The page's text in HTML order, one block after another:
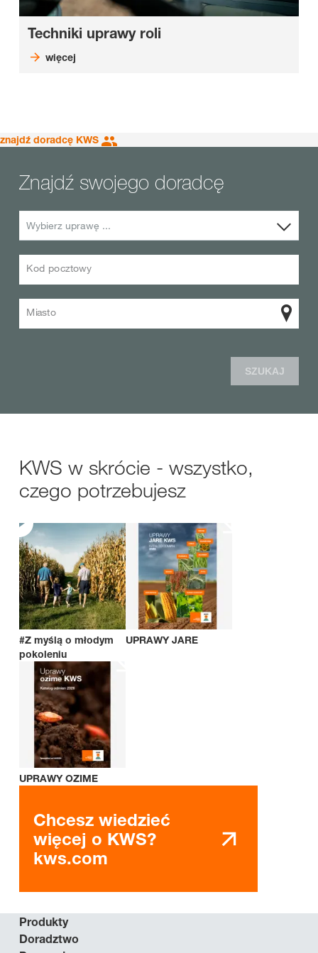
Techniki uprawy roli
więcej
znajdź doradcę KWS
Znajdź swojego doradcę
Wybierz uprawę ...
Kod pocztowy
Miasto
SZUKAJ
KWS w skrócie - wszystko,
czego potrzebujesz
#Z myślą o młodym
pokoleniu
UPRAWY JARE
UPRAWY OZIME
Chcesz wiedzieć
więcej o KWS?
kws.com
Produkty
Doradztwo